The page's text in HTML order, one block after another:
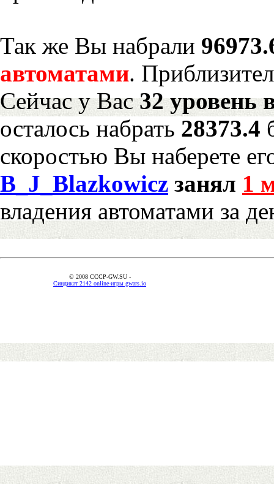
Так же Вы набрали
автоматами.
Сейчас у Вас32 уровень
осталось набрать 28373.4
скоростью Вы наберете
B_J_Blazkowicz занял 1
владения автоматами за
© 2008 CCCP-GW.SU -
Синдикат 2142 online-игры gwars.io